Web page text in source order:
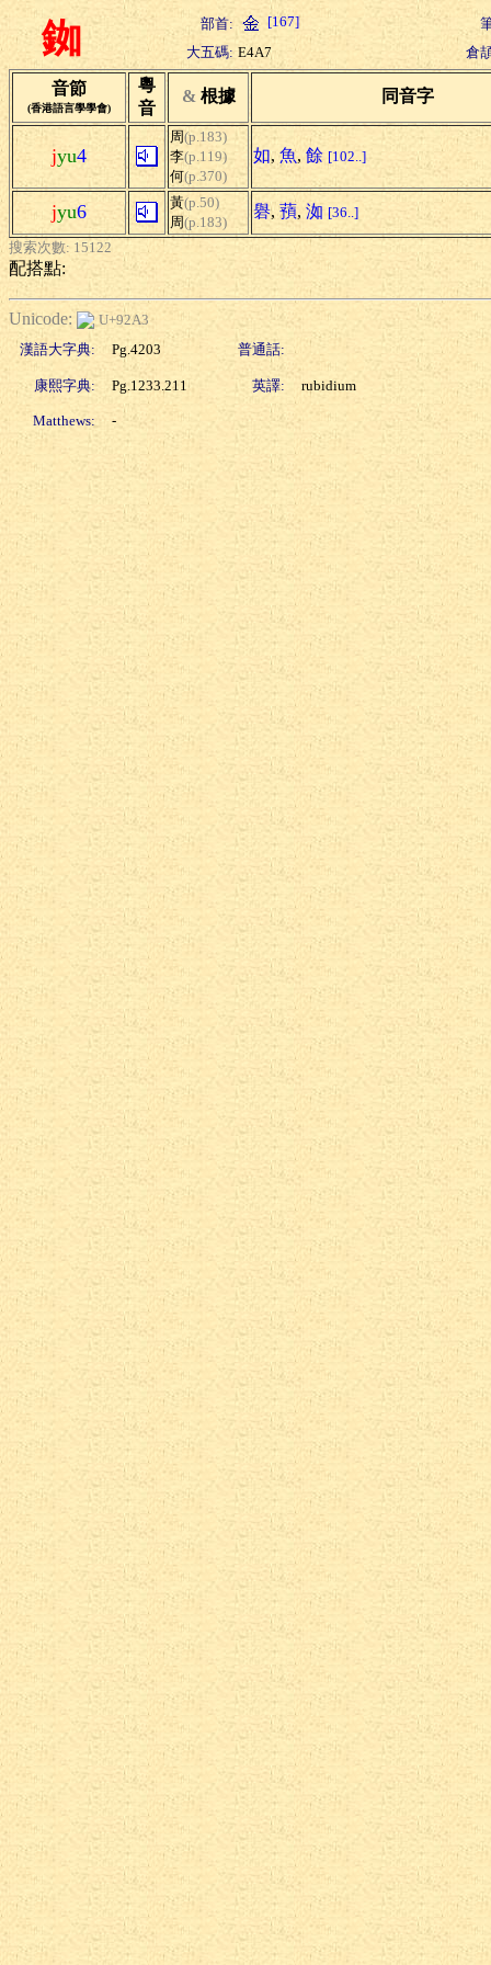
銣 部首: [167]
大五碼: E4A7 倉
音節
(香港語言學學會)
粵
音
& 根據 同音字
jyu4
周(p.183)
李(p.119)
何(p.370)
如, 魚, 餘 [102..]
jyu6 黃(p.50)
周(p.183)
礜, 蕷, 洳 [36..]
搜索次數: 15122
配搭點:
Unicode:
U+92A3
漢語大字典:
Pg.4203 普通話:
康熙字典: Pg.1233.211 英譯: rubidium
Matthews: -